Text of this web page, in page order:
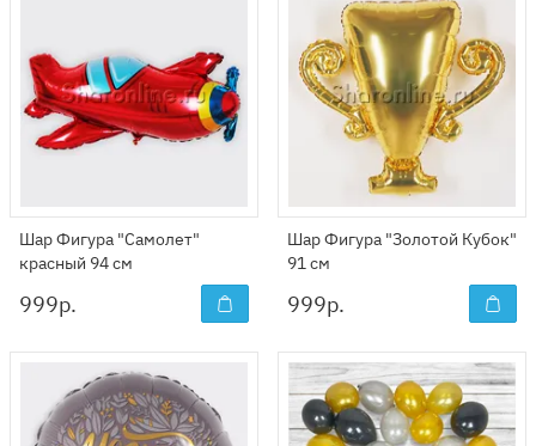
Шар Фигура "Самолет"
красный 94 см
999р.
Шар Фигура "Золотой Кубок"
91 см
999р.